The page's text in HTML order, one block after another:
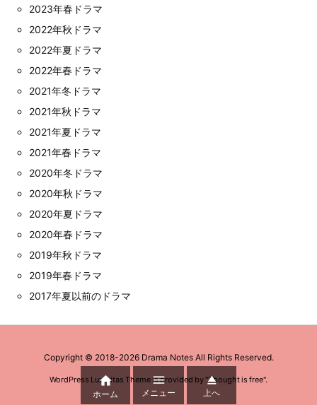
2023年春ドラマ
2022年秋ドラマ
2022年夏ドラマ
2022年春ドラマ
2021年冬ドラマ
2021年秋ドラマ
2021年夏ドラマ
2021年春ドラマ
2020年冬ドラマ
2020年秋ドラマ
2020年夏ドラマ
2020年春ドラマ
2019年秋ドラマ
2019年春ドラマ
2017年夏以前のドラマ
Copyright © 2018-2026 Drama NotesAll Rights Reserved.
WordPress Luxeritas Theme is provided by "Thought is free".

ホーム

メニュー

上へ